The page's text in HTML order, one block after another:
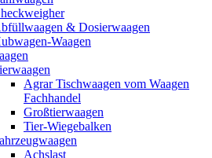
& Dosierwaagen
Waagen
Agrar Tischwaagen vom Waagen
Fachhandel
Großtierwaagen
Tier-Wiegebalken
Achslast